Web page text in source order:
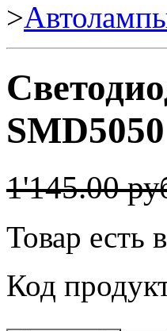
>
1'145.00
Товар есть
Код